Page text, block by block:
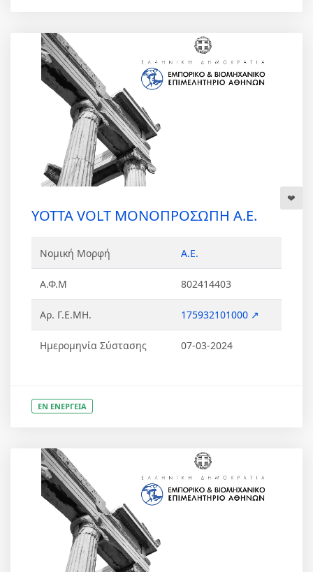
YOTTA VOLT ΜΟΝΟΠΡΟΣΩΠΗ Α.Ε.
Νομική Μορφή Α.Ε.
Α.Φ.Μ 802414403
Αρ. Γ.Ε.ΜΗ. 175932101000 ↗
Ημερομηνία Σύστασης 07-03-2024
ΕΝ ΕΝΕΡΓΕΙΑ